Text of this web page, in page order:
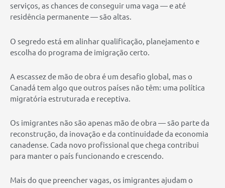
serviços, as chances de conseguir uma vaga — e até
residência permanente — são altas.
O segredo está em alinhar qualificação, planejamento e
escolha do programa de imigração certo.
A escassez de mão de obra é um desafio global, mas o
Canadá tem algo que outros países não têm: uma política
migratória estruturada e receptiva.
Os imigrantes não são apenas mão de obra — são parte da
reconstrução, da inovação e da continuidade da economia
canadense. Cada novo profissional que chega contribui
para manter o país funcionando e crescendo.
Mais do que preencher vagas, os imigrantes ajudam o